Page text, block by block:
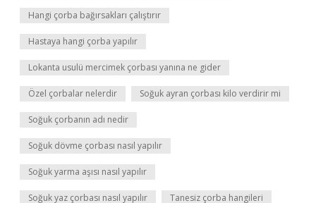
Hangi çorba bağırsakları çalıştırır
Hastaya hangi çorba yapılır
Lokanta usulü mercimek çorbası yanına ne gider
Özel çorbalar nelerdir Soğuk ayran çorbası kilo verdirir mi
Soğuk çorbanın adı nedir
Soğuk dövme çorbası nasıl yapılır
Soğuk yarma aşısı nasıl yapılır
Soğuk yaz çorbası nasıl yapılır Tanesiz çorba hangileri